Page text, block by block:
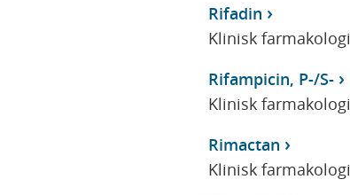
Rifadin
Klinisk farmakologi
Rifampicin, P-/S-
Klinisk farmakologi
Rimactan
Klinisk farmakologi